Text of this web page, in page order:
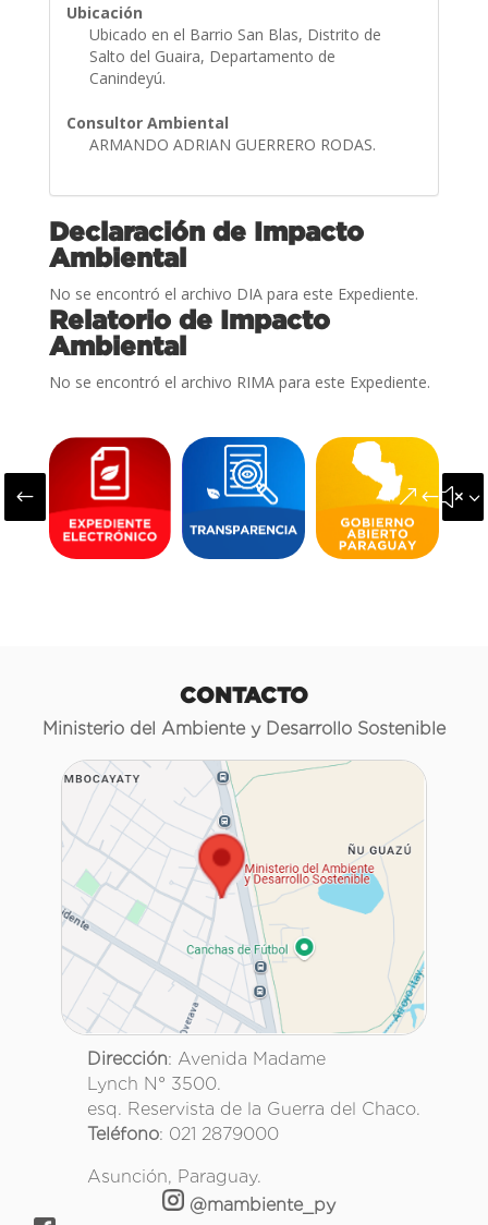
Ubicación
Ubicado en el Barrio San Blas, Distrito de
Salto del Guaira, Departamento de
Canindeyú.
Consultor Ambiental
ARMANDO ADRIAN GUERRERO RODAS.
Declaración de Impacto
Ambiental
No se encontró el archivo DIA para este Expediente.
Relatorio de Impacto
Ambiental
No se encontró el archivo RIMA para este Expediente.
#
CONTACTO
Ministerio del Ambiente y Desarrollo Sostenible
Dirección: Avenida Madame
Lynch N° 3500.
esq. Reservista de la Guerra del Chaco.
Teléfono: 021 2879000
Asunción, Paraguay.
@mambiente_py